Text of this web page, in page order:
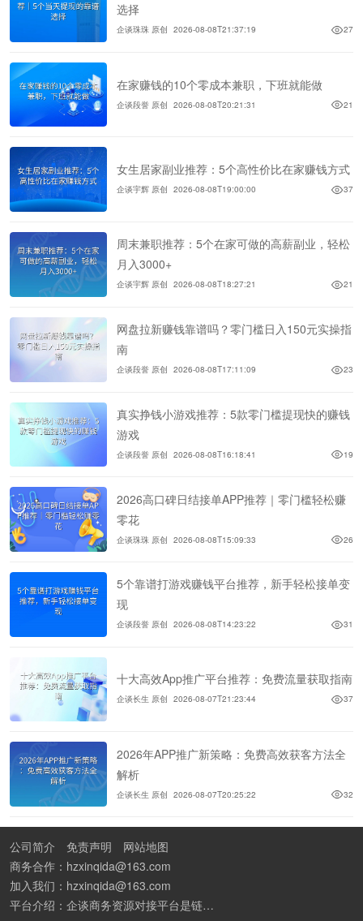
选择
企谈珠珠 原创 2026-08-08T21:37:19 27
在家赚钱的10个零成本兼职，下班就能做
企谈段誉 原创 2026-08-08T20:21:31 21
女生居家副业推荐：5个高性价比在家赚钱方式
企谈宇辉 原创 2026-08-08T19:00:00 37
周末兼职推荐：5个在家可做的高薪副业，轻松
月入3000+
企谈宇辉 原创 2026-08-08T18:27:21 21
网盘拉新赚钱靠谱吗？零门槛日入150元实操指
南
企谈段誉 原创 2026-08-08T17:11:09 23
真实挣钱小游戏推荐：5款零门槛提现快的赚钱
游戏
企谈段誉 原创 2026-08-08T16:18:41 19
2026高口碑日结接单APP推荐｜零门槛轻松赚
零花
企谈珠珠 原创 2026-08-08T15:09:33 26
5个靠谱打游戏赚钱平台推荐，新手轻松接单变
现
企谈段誉 原创 2026-08-08T14:23:22 31
十大高效App推广平台推荐：免费流量获取指南
企谈长生 原创 2026-08-07T21:23:44 37
2026年APP推广新策略：免费高效获客方法全
解析
企谈长生 原创 2026-08-07T20:25:22 32
公司简介 免责声明
网站地图
商务合作：hzxinqida@163.com
加入我们：hzxinqida@163.com
平台介绍：企谈商务资源对接平台是链接资源人脉与客户的平台,也是地推app接任务平台、地推拉新团队接单平台。平台汇聚100W+商务资源，地推拉新、APP推广、BD异业合作等业务可免费发布。同时全国的地推团队和个人都可在地推接单平台找到赚钱项目和分享交流地推问题。